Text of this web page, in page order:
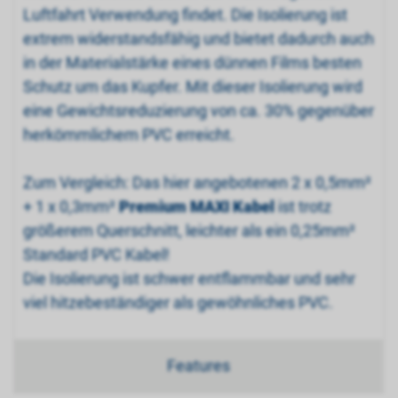
Luftfahrt Verwendung findet. Die Isolierung ist
extrem widerstandsfähig und bietet dadurch auch
in der Materialstärke eines dünnen Films besten
Schutz um das Kupfer. Mit dieser Isolierung wird
eine Gewichtsreduzierung von ca. 30% gegenüber
herkömmlichem PVC erreicht.
Zum Vergleich: Das hier angebotenen 2 x 0,5mm²
+ 1 x 0,3mm²Premium MAXI Kabelist trotz
größerem Querschnitt, leichter als ein 0,25mm²
Standard PVC Kabel!
Die Isolierung ist schwer entflammbar und sehr
viel hitzebeständiger als gewöhnliches PVC.
Features